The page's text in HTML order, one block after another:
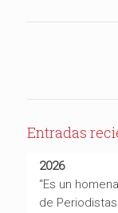
Entradas
2026
“Es un
de